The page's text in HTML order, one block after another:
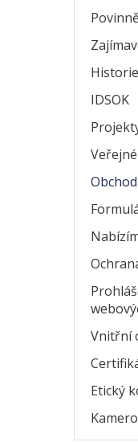
Historie
IDSOK
Vnitřní
Etický